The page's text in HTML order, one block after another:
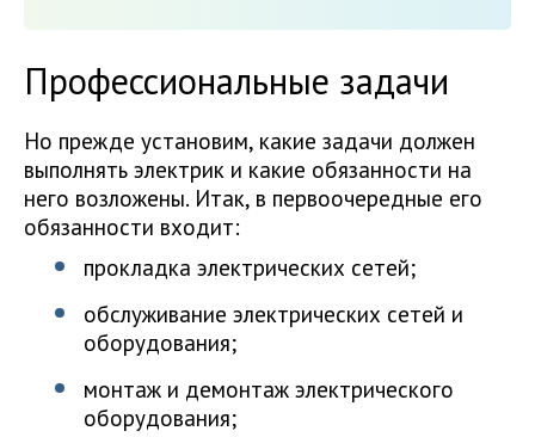
Профессиональные задачи
Но прежде установим, какие задачи должен
выполнять электрик и какие обязанности на
него возложены. Итак, в первоочередные его
обязанности входит:
прокладка электрических сетей;
обслуживание электрических сетей и
оборудования;
монтаж и демонтаж электрического
оборудования;